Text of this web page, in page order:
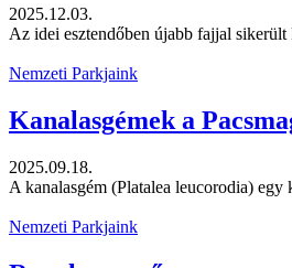
2025.12.03.
Az idei esztendőben újabb fajjal
Nemzeti Parkjaink
Kanalasgémek a
2025.09.18.
A kanalasgém (Platalea leucorodia) egy
Nemzeti Parkjaink